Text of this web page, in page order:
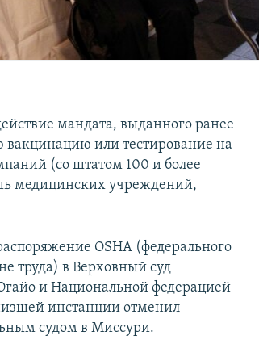
мандата, выданного ранее
или тестирование на
(со штатом 100 и более
медицинских учреждений,
OSHA (федерального
труда) в Верховный суд
и Национальной федерацией
инстанции отменил
судом в Миссури.